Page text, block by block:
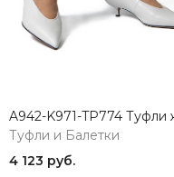
Туфли и Балетки
4 123 руб.